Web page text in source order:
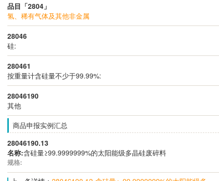
品目「2804」
氢、稀有气体及其他非金属
28046
硅:
280461
按重量计含硅量不少于99.99%:
28046190
其他
商品申报实例汇总
28046190.13
名称:含硅量≥99.9999999%的太阳能级多晶硅废碎料
规格: